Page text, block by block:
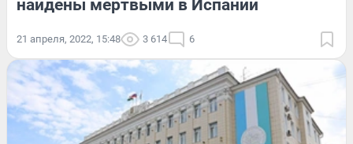
найдены мертвыми в Испании
21 апреля, 2022, 15:48 3 614 6